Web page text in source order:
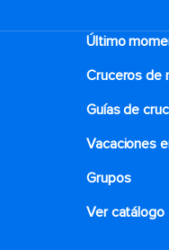
Último
Cruceros de
Guías de
Vacaciones
Grupos
Ver catálogo